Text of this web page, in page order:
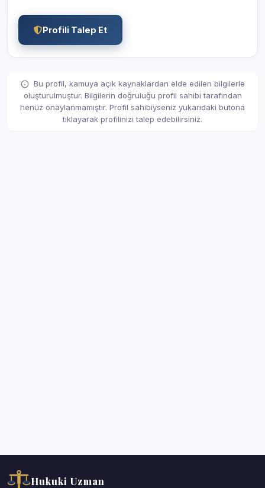
Profili Talep Et
Bu profil, kamuya açık kaynaklardan elde edilen bilgilerle
oluşturulmuştur. Bilgilerin doğruluğu profil sahibi tarafından
henüz onaylanmamıştır. Profil sahibiyseniz yukarıdaki butona
tıklayarak profilinizi talep edebilirsiniz.
Hukuki Uzman